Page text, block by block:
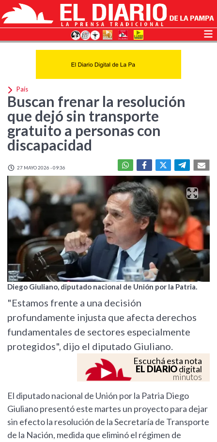
País
Buscan frenar la resolución
que dejó sin transporte
gratuito a personas con
discapacidad
27 MAYO 2026 - 09:36
Diego Giuliano, diputado nacional de Unión por la Patria.
"Estamos frente a una decisión
profundamente injusta que afecta derechos
fundamentales de sectores especialmente
protegidos", dijo el diputado Giuliano.
Escuchá esta nota
EL DIARIOdigital
minutos
El diputado nacional de Unión por la Patria Diego
Giuliano presentó este martes un proyecto para dejar
sin efecto la resolución de la Secretaría de Transporte
de la Nación, medida que eliminó el régimen de